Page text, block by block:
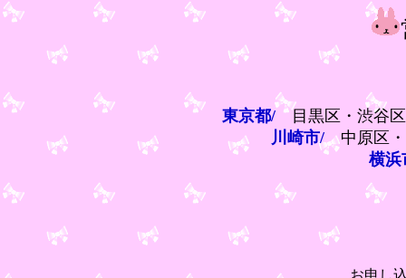
東京都/目黒区・渋谷区
川崎市/中原区・
横浜
お申し